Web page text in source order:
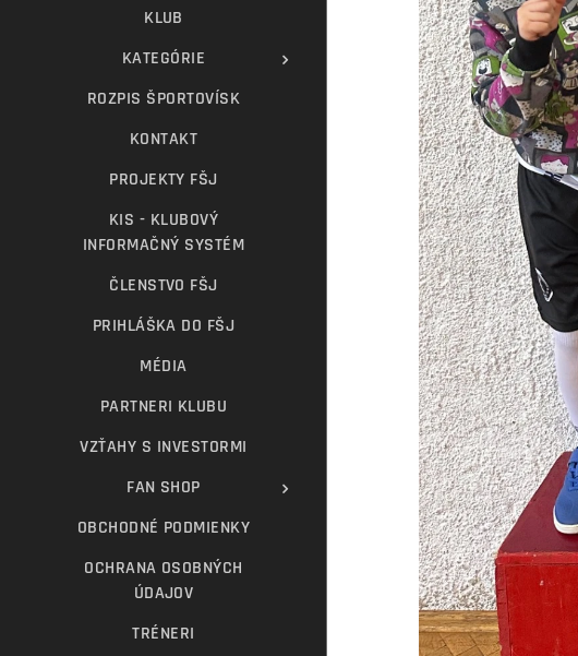
KLUB
KATEGÓRIE
ROZPIS ŠPORTOVÍSK
KONTAKT
PROJEKTY FŠJ
KIS - KLUBOVÝ
INFORMAČNÝ SYSTÉM
ČLENSTVO FŠJ
PRIHLÁŠKA DO FŠJ
MÉDIA
PARTNERI KLUBU
VZŤAHY S INVESTORMI
FAN SHOP
OBCHODNÉ PODMIENKY
OCHRANA OSOBNÝCH
ÚDAJOV
TRÉNERI